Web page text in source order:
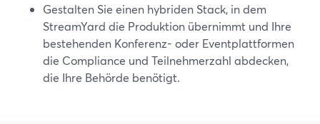
Gestalten Sie einen hybriden Stack, in dem
StreamYard die Produktion übernimmt und Ihre
bestehenden Konferenz- oder Eventplattformen
die Compliance und Teilnehmerzahl abdecken,
die Ihre Behörde benötigt.